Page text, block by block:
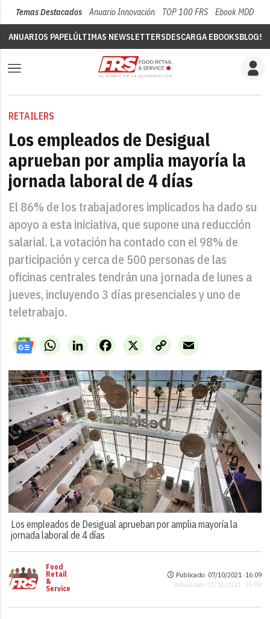
Temas Destacados Anuario Innovación TOP 100 FRS Ebook MDD
ANUARIOS PAPELÚLTIMAS NEWSLETTERSDESCARGA EBOOKSBLOGS
RETAILERS
Los empleados de Desigual
aprueban por amplia mayoría la
jornada laboral de 4 días
El 86% de los trabajadores implicados ha dado su
apoyo a esta iniciativa, que supone una reducción
salarial. La votación ha contado con el 98% de
participación y cerca de 500 personas de las
oficinas centrales tendrán una jornada de lunes a
jueves, incluyendo 3 días presenciales y uno de
teletrabajo.
WhatsAppLinkedIn X
Facebook
Copy
Link
Email
Los empleados de Desigual aprueban por amplia mayoría la
jornada laboral de 4 días
Food
Retail
&
Service
Publicado: 07/10/2021 ·16:09
Actualizado: 07/10/2021 · 16:09